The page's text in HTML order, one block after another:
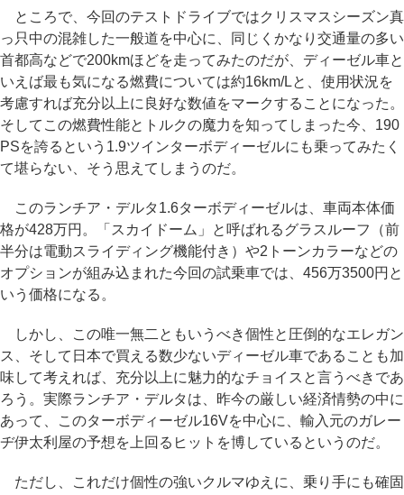
ところで、今回のテストドライブではクリスマスシーズン真
っ只中の混雑した一般道を中心に、同じくかなり交通量の多い
首都高などで200kmほどを走ってみたのだが、ディーゼル車と
いえば最も気になる燃費については約16km/Lと、使用状況を
考慮すれば充分以上に良好な数値をマークすることになった。
そしてこの燃費性能とトルクの魔力を知ってしまった今、190
PSを誇るという1.9ツインターボディーゼルにも乗ってみたく
て堪らない、そう思えてしまうのだ。
このランチア・デルタ1.6ターボディーゼルは、車両本体価
格が428万円。「スカイドーム」と呼ばれるグラスルーフ（前
半分は電動スライディング機能付き）や2トーンカラーなどの
オプションが組み込まれた今回の試乗車では、456万3500円と
いう価格になる。
しかし、この唯一無二ともいうべき個性と圧倒的なエレガン
ス、そして日本で買える数少ないディーゼル車であることも加
味して考えれば、充分以上に魅力的なチョイスと言うべきであ
ろう。実際ランチア・デルタは、昨今の厳しい経済情勢の中に
あって、このターボディーゼル16Vを中心に、輸入元のガレー
ヂ伊太利屋の予想を上回るヒットを博しているというのだ。
ただし、これだけ個性の強いクルマゆえに、乗り手にも確固